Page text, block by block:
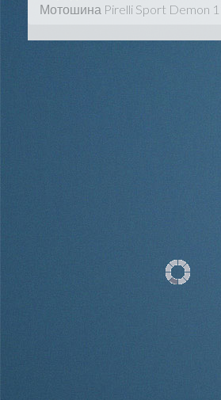
Мотошина Pirelli Sport Demon